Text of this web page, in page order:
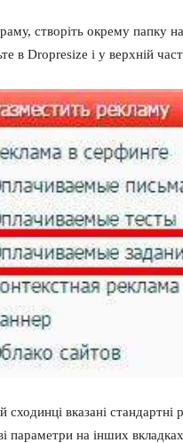
створіть окрему папку
в Dropresize і у верхній
сходинці вказані
параметри на інших